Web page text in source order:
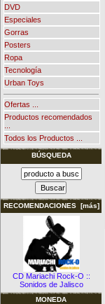
DVD
Especiales
Gorras
Posters
Ropa
Tecnología
Urban Toys
Ofertas ...
Productos recomendados
Todos los Productos ...
BÚSQUEDA
RECOMENDACIONES [más]
CD Mariachi Rock-O ::
Sonidos de Jalisco
MONEDA